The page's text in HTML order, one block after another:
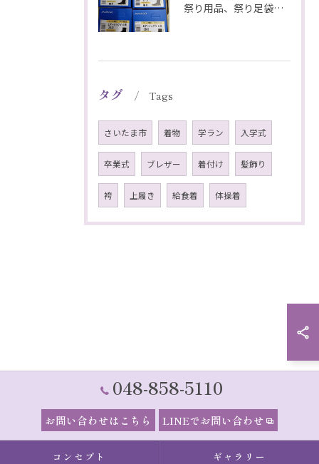
祭り用品、祭り足袋特価販売中
タグ Tags
さいたま市 着物 学ラン 入学式
卒業式 ブレザー 着付け 髪飾り
袴 上履き 給食着 体操着
048-858-5110
お問い合わせはこちら LINEでお問い合わせ
コンセプト ギャラリー